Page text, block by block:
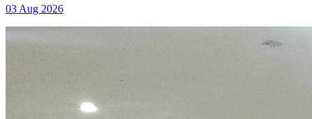
03 Aug 2026